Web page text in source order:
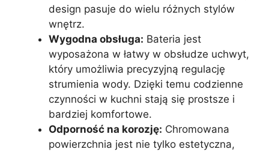
design pasuje do wielu różnych stylów
wnętrz.
Wygodna obsługa: Bateria jest
wyposażona w łatwy w obsłudze uchwyt,
który umożliwia precyzyjną regulację
strumienia wody. Dzięki temu codzienne
czynności w kuchni stają się prostsze i
bardziej komfortowe.
Odporność na korozję: Chromowana
powierzchnia jest nie tylko estetyczna,